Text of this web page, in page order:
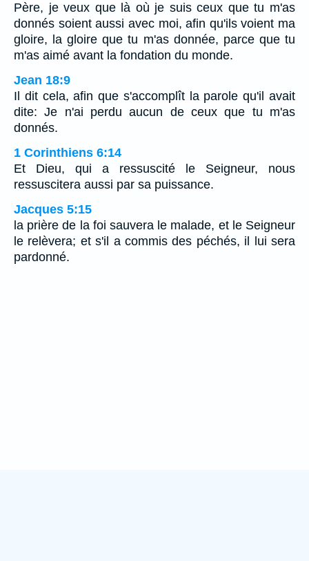
Père, je veux que là où je suis ceux que tu m'as
donnés soient aussi avec moi, afin qu'ils voient ma
gloire, la gloire que tu m'as donnée, parce que tu
m'as aimé avant la fondation du monde.
Jean 18:9
Il dit cela, afin que s'accomplît la parole qu'il avait
dite: Je n'ai perdu aucun de ceux que tu m'as
donnés.
1 Corinthiens 6:14
Et Dieu, qui a ressuscité le Seigneur, nous
ressuscitera aussi par sa puissance.
Jacques 5:15
la prière de la foi sauvera le malade, et le Seigneur
le relèvera; et s'il a commis des péchés, il lui sera
pardonné.